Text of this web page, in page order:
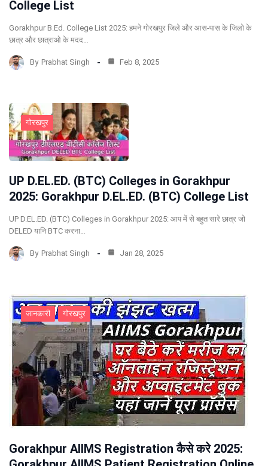
College List
Gorakhpur B.Ed. College List 2025: हमने गोरखपुर जिले और आस-पास के जिलो के
छात्र और छात्राओ के मदद…
By Prabhat Singh Feb 8, 2025
गोरखपुर
UP D.EL.ED. (BTC) Colleges in Gorakhpur
2025: Gorakhpur D.EL.ED. (BTC) College List
UP D.EL.ED. (BTC) Colleges in Gorakhpur 2025: आप में से बहुत सारे छात्र जो
DELED यानि BTC करना…
By Prabhat Singh Jan 28, 2025
जानकारी गोरखपुर
Gorakhpur AIIMS Registration कैसे करे 2025: